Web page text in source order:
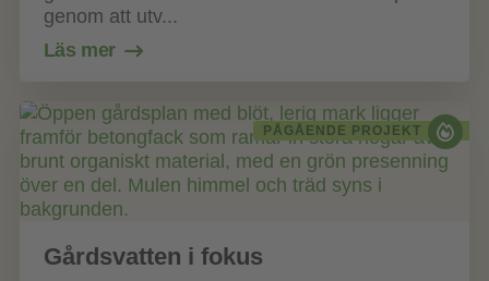
genom att utv...
Läs mer
PÅGÅENDE PROJEKT
Gårdsvatten i fokus